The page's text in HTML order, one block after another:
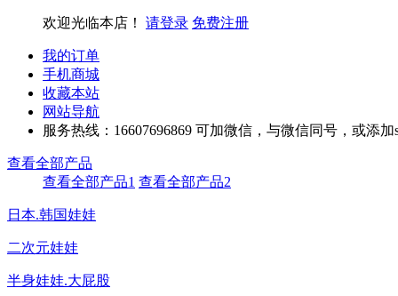
欢迎光临本店！ 请登录 免费注册
我的订单
手机商城
收藏本站
网站导航
服务热线：16607696869 可加微信，与微信同号，或添加
查看全部产品
查看全部产品1 查看全部产品2
日本.韩国娃娃
二次元娃娃
半身娃娃.大屁股